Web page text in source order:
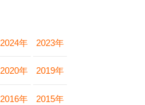
2024年 2023年
2020年 2019年
2016年 2015年